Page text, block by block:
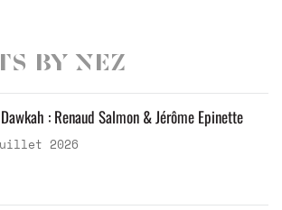
by Nez
: Renaud Salmon & Jérôme Epinette
2026